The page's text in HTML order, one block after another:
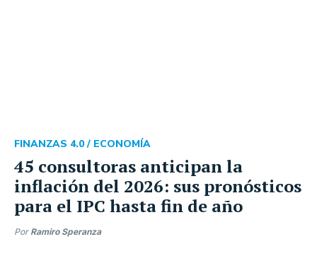
45 consultoras anticipan la
inflación del 2026: sus pronósticos
para el IPC hasta fin de año
FINANZAS 4.0 / ECONOMÍA
Por Ramiro Speranza